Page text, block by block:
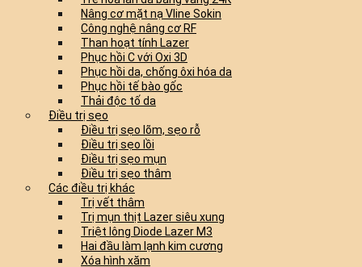
Nâng cơ mặt nạ Vline Sokin
Công nghệ nâng cơ RF
Than hoạt tính Lazer
Phục hồi C với Oxi 3D
Phục hồi da, chống ôxi hóa da
Phục hồi tế bào gốc
Thải độc tố da
Điều trị sẹo
Điều trị sẹo lõm, sẹo rỗ
Điều trị sẹo lồi
Điều trị sẹo mụn
Điều trị sẹo thâm
Các điều trị khác
Trị vết thâm
Trị mụn thịt Lazer siêu xung
Triệt lông Diode Lazer M3
Hai đầu làm lạnh kim cương
Xóa hình xăm